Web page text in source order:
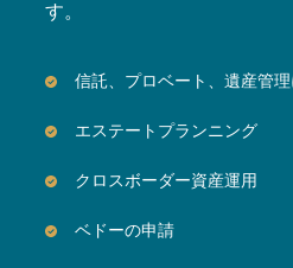
す。
信託、プロベート、遺産管
エステートプランニング
クロスボーダー資産運用
ベドーの申請